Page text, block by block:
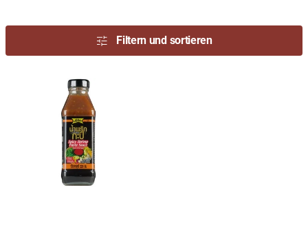
Filtern und sortieren
Garnelenpastensauce,